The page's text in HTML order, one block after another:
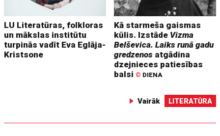
LU Literatūras, folkloras
un mākslas institūtu
turpinās vadīt Eva Eglāja-
Kristsone
Kā starmeša gaismas
kūlis. Izstāde Vizma
Belševica. Laiks runā gadu
gredzenos atgādina
dzejnieces patiesības
balsi © DIENA
Vairāk LITERATŪRA